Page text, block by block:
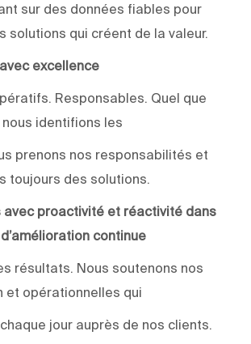
sur des données fiables pour
solutions qui créent de la valeur.
excellence
Responsables. Quel que
identifions les
prenons nos responsabilités et
toujours des solutions.
avec proactivité et réactivité dans
continue
résultats. Nous soutenons nos
et opérationnelles qui
jour auprès de nos clients.